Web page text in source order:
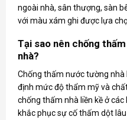
ngoài nhà, sân thượng, sàn
với màu xám ghi được lựa
Tại sao nên chống
nhà?
Chống thấm nước tường
định mức độ thẩm mỹ và
chống thấm nhà liền kề ở
khắc phục sự cố thấm dột